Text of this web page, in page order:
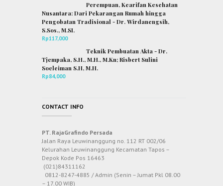
Perempuan, Kearifan Kesehatan
Nusantara: Dari Pekarangan Rumah hingga
Pengobatan Tradisional - Dr. Wirdanengsih,
S.Sos., M.SI.
Rp117,000
Teknik Pembuatan Akta - Dr.
Tjempaka, S.H., M.H., M.Kn; Risbert Sulini
Soeleiman S.H, M.H.
Rp84,000
CONTACT INFO
PT. RajaGrafindo Persada
Jalan Raya Leuwinanggung no. 112 RT 002/06
Kelurahan Leuwinanggung Kecamatan Tapos –
Depok Kode Pos 16463
(021)84311162
0812-8247-4885 / Admin (Senin – Jumat Pkl 08.00
– 17.00 WIB)